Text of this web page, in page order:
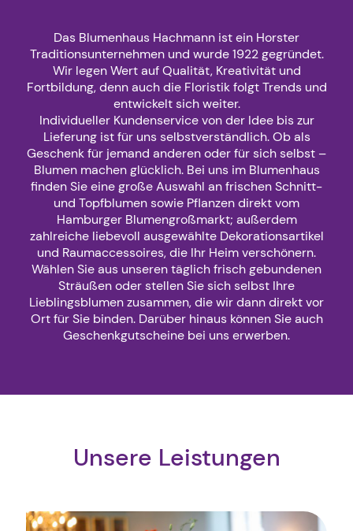
Das Blumenhaus Hachmann ist ein Horster
Traditionsunternehmen und wurde 1922 gegründet.
Wir legen Wert auf Qualität, Kreativität und
Fortbildung, denn auch die Floristik folgt Trends und
entwickelt sich weiter.
Individueller Kundenservice von der Idee bis zur
Lieferung ist für uns selbstverständlich. Ob als
Geschenk für jemand anderen oder für sich selbst –
Blumen machen glücklich. Bei uns im Blumenhaus
finden Sie eine große Auswahl an frischen Schnitt-
und Topfblumen sowie Pflanzen direkt vom
Hamburger Blumengroßmarkt; außerdem
zahlreiche liebevoll ausgewählte Dekorationsartikel
und Raumaccessoires, die Ihr Heim verschönern.
Wählen Sie aus unseren täglich frisch gebundenen
Sträußen oder stellen Sie sich selbst Ihre
Lieblingsblumen zusammen, die wir dann direkt vor
Ort für Sie binden. Darüber hinaus können Sie auch
Geschenkgutscheine bei uns erwerben.
Unsere Leistungen